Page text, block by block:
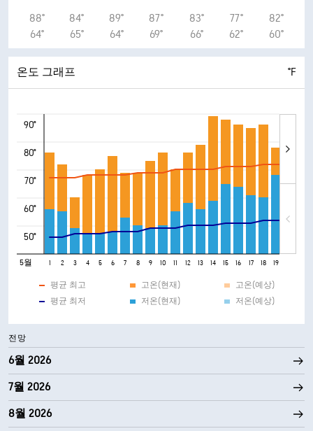
88°
64°
84°
65°
89°
64°
87°
69°
83°
66°
77°
62°
82°
60°
온도 그래프 °F
90°
80°
70°
60°
50°
5월 1 2 3 4 5 6 7 8 9 10 11 12 13 14 15 16 17 18 19
평균 최고
평균 최저
고온(현재)
저온(현재)
고온(예상)
저온(예상)
전망
6월 2026
7월 2026
8월 2026